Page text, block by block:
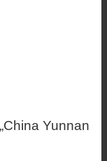
Yunnan